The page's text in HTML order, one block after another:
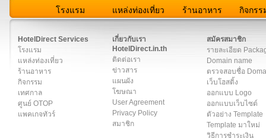
โรงแรม แหล่งท่องเที่ยว ร้านอาหาร กิจกรร
HotelDirect Services
โรงแรม
แหล่งท่องเที่ยว
ร้านอาหาร
กิจกรรม
เทศกาล
ศูนย์ OTOP
แพคเกจทัวร์
เกี่ยวกับเรา
HotelDirect.in.th
ติดต่อเรา
ข่าวสาร
แผนผัง
โฆษณา
User Agreement
Privacy Policy
สมาชิก
สมัครสมาชิก
รายละเอียด
Domain name
ตรวจสอบชื่อ
เว็บโฮสติ้ง
ออกแบบ Logo
ออกแบบเว็บไซต์
ตัวอย่าง Template
Template มาใหม่
วิธีการชำระเงิน